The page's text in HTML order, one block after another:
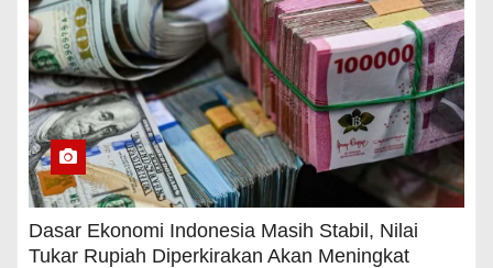
Dasar Ekonomi Indonesia Masih Stabil, Nilai
Tukar Rupiah Diperkirakan Akan Meningkat